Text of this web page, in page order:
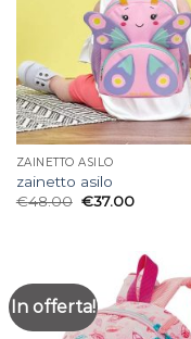
ZAINETTO ASILO
zainetto asilo
€48.00 €37.00
In offerta!